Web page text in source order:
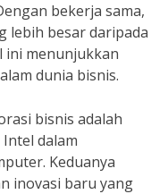
bekerja sama,
lebih besar daripada
ini menunjukkan
dunia bisnis.
bisnis adalah
dalam
Keduanya
inovasi baru yang